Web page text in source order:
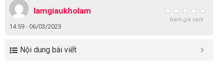
lamgiaukholam
14:59 - 06/03/2023
Đánh giá sách
Nội dung bài viết